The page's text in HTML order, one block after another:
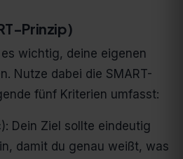
Prinzip)
wichtig, deine eigenen
Nutze dabei die SMART-
fünf Kriterien umfasst:
Dein Ziel sollte eindeutig
damit du genau weißt, was